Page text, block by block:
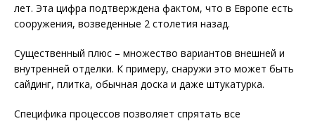
лет. Эта цифра подтверждена фактом, что в Европе есть
сооружения, возведенные 2 столетия назад.
Существенный плюс – множество вариантов внешней и
внутренней отделки. К примеру, снаружи это может быть
сайдинг, плитка, обычная доска и даже штукатурка.
Специфика процессов позволяет спрятать все